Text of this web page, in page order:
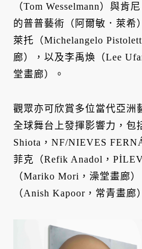
（Tom Wesselmann）與肯
的普普藝術（阿爾敏．萊希
萊托（Michelangelo
廊），以及李禹煥（Lee
堂畫廊）。
觀眾亦可欣賞多位當代亞洲
全球舞台上發揮影響力，包
Shiota，NF/NIEVES
菲克（Refik Anadol，
（Mariko Mori，澡堂畫廊
（Anish Kapoor，常青畫廊